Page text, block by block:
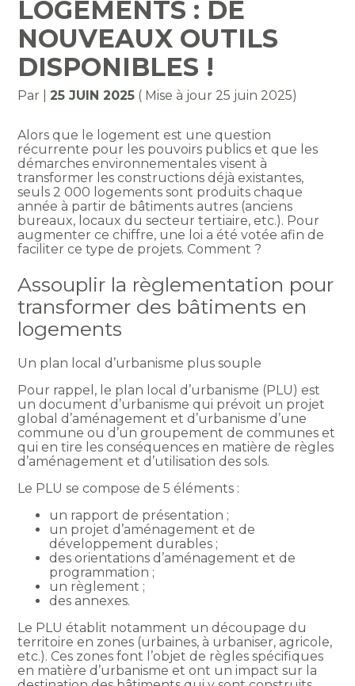
LOGEMENTS : DE
NOUVEAUX OUTILS
DISPONIBLES !
Par |25 JUIN 2025 ( Mise à jour 25 juin 2025)
Alors que le logement est une question
récurrente pour les pouvoirs publics et que les
démarches environnementales visent à
transformer les constructions déjà existantes,
seuls 2 000 logements sont produits chaque
année à partir de bâtiments autres (anciens
bureaux, locaux du secteur tertiaire, etc.). Pour
augmenter ce chiffre, une loi a été votée afin de
faciliter ce type de projets. Comment ?
Assouplir la règlementation pour
transformer des bâtiments en
logements
Un plan local d’urbanisme plus souple
Pour rappel, le plan local d’urbanisme (PLU) est
un document d’urbanisme qui prévoit un projet
global d’aménagement et d’urbanisme d’une
commune ou d’un groupement de communes et
qui en tire les conséquences en matière de règles
d’aménagement et d’utilisation des sols.
Le PLU se compose de 5 éléments :
un rapport de présentation ;
un projet d’aménagement et de
développement durables ;
des orientations d’aménagement et de
programmation ;
un règlement ;
des annexes.
Le PLU établit notamment un découpage du
territoire en zones (urbaines, à urbaniser, agricole,
etc.). Ces zones font l’objet de règles spécifiques
en matière d’urbanisme et ont un impact sur la